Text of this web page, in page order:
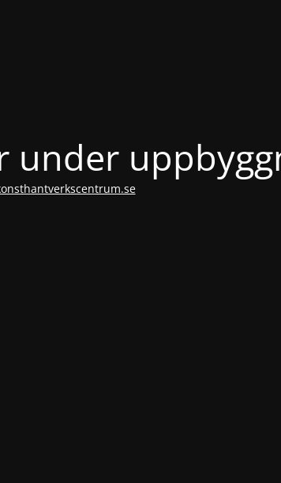
under